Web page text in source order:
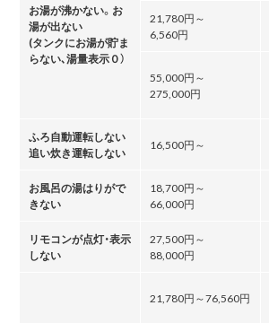
お湯が沸かない。お
湯が出ない
(タンクにお湯が貯ま
らない､湯量表示０）
21,780円～
6,560円
55,000円～
275,000円
ふろ自動運転しない
追い炊き運転しない
16,500円～
お風呂の湯はりがで
きない
18,700円～
66,000円
リモコンが点灯・表示
しない
27,500円～
88,000円
21,780円～76,560円